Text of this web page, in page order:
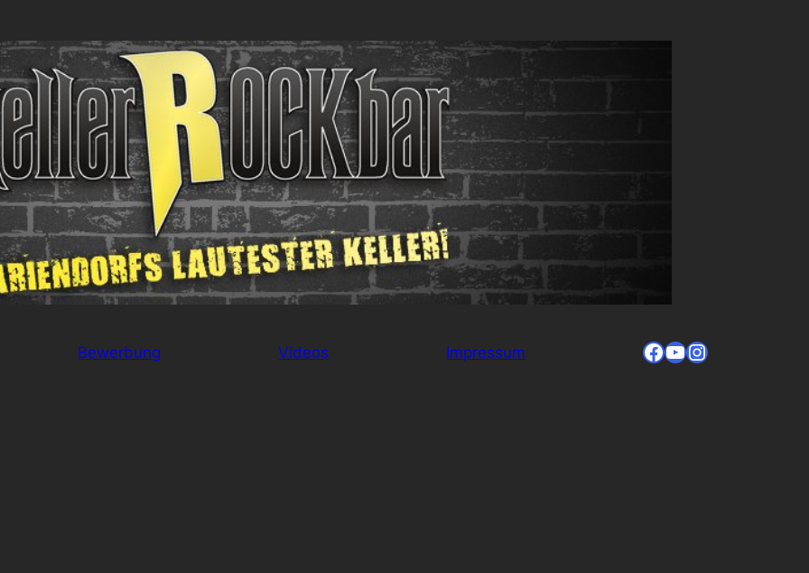
Bewerbung Videos Impressum Facebook
YouTube
Instagram